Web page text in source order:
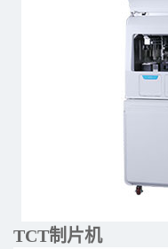
TCT制片机